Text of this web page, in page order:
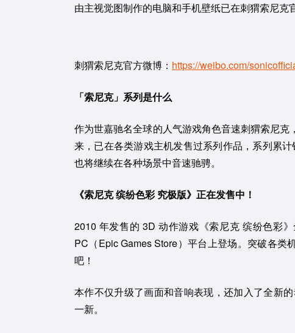
由主视觉图制作的电脑和手机壁纸已在刺猬索尼克
刺猬索尼克官方微博： https://weibo.com/
「索尼克」系列是什么
作为世嘉驰名全球的人气游戏角色音速刺猬索尼
来，已在各类游戏主机发售过系列作品，系列累
也将继续在各种场景中音速驰骋。
《索尼克 缤纷色彩 究极版》正在发售中！
2010 年发售的 3D 动作游戏《索尼克 缤纷色彩
PC（Epic Games Store）平台上登场。突破各
吧！
本作不仅升级了画面和音响表现，还加入了全新
一新。